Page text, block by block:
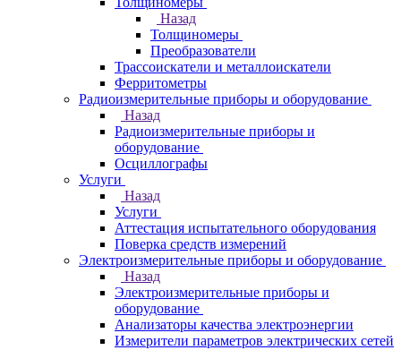
Назад
Толщиномеры
Преобразователи
Трассоискатели и металлоискатели
Ферритометры
Радиоизмерительные приборы и оборудование
Назад
Радиоизмерительные приборы и
оборудование
Осциллографы
Услуги
Назад
Услуги
Аттестация испытательного оборудования
Поверка средств измерений
Электроизмерительные приборы и оборудование
Назад
Электроизмерительные приборы и
оборудование
Анализаторы качества электроэнергии
Измерители параметров электрических сетей